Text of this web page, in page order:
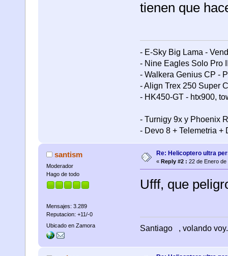
tienen que
- E-Sky Big Lama -
- Nine Eagles Solo Pro
- Walkera Genius CP -
- Align Trex 250 Super
- HK450-GT - htx900,
- Turnigy 9x y Phoenix
- Devo 8 + Telemetria +
santism
Moderador
Hago de todo
Mensajes: 3.289
Reputacion: +11/-0
Ubicado en Zamora
Re: Helicoptero ultra
« Reply #2 : 22 de Enero
Ufff, que
Santiago , volando